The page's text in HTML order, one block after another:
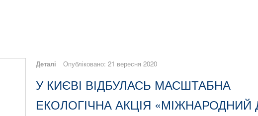
Деталі Опубліковано: 21 вересня 2020
У КИЄВІ ВІДБУЛАСЬ МАСШТАБНА
ЕКОЛОГІЧНА АКЦІЯ «МІЖНАРОДНИЙ